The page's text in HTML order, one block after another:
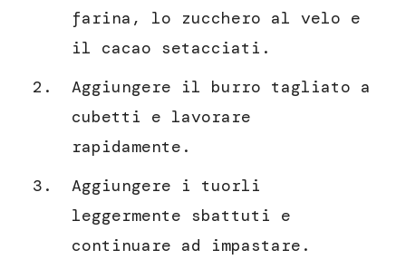
farina, lo zucchero al velo e
il cacao setacciati.
Aggiungere il burro tagliato a
cubetti e lavorare
rapidamente.
Aggiungere i tuorli
leggermente sbattuti e
continuare ad impastare.